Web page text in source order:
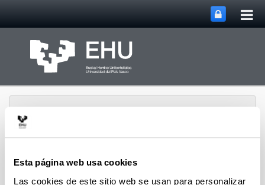
Esta página web usa cookies
Las cookies de este sitio web se usan para personalizar
Departamento de